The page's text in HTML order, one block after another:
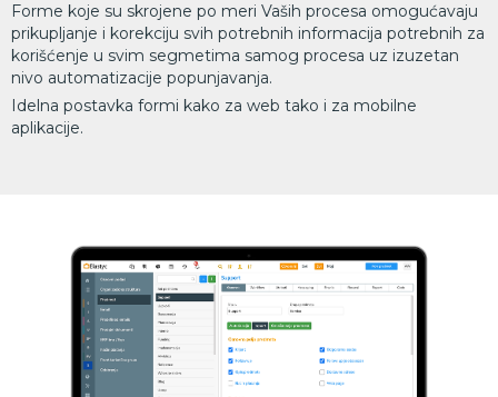
Forme koje su skrojene po meri Vaših procesa omogućavaju
prikupljanje i korekciju svih potrebnih informacija potrebnih za
korišćenje u svim segmetima samog procesa uz izuzetan
nivo automatizacije popunjavanja.
Idelna postavka formi kako za web tako i za mobilne
aplikacije.